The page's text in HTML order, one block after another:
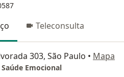
Teleconsulta
303, São Paulo • Mapa
Emocional